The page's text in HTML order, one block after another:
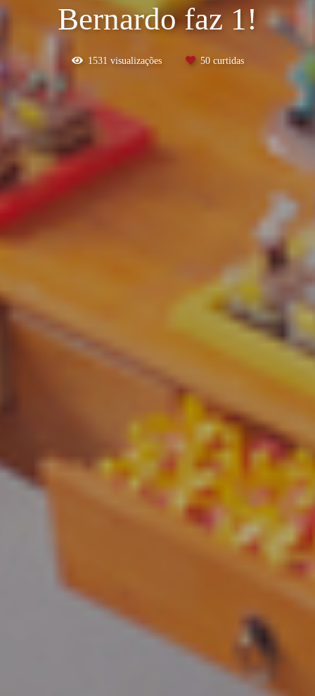
Bernardo faz 1!
1531 visualizações 50curtidas